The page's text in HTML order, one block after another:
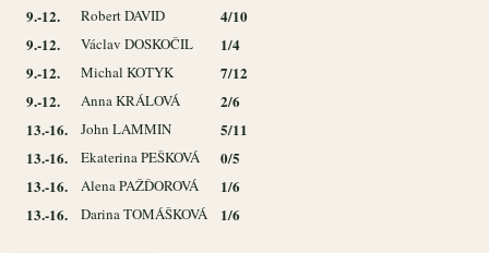
9.-12.
Robert DAVID
4/10
9.-12.
Václav DOSKOČIL
1/4
9.-12.
Michal KOTYK
7/12
9.-12.
Anna KRÁLOVÁ
2/6
13.-16.
John LAMMIN
5/11
13.-16.
Ekaterina PEŠKOVÁ
0/5
13.-16.
Alena PAŽĎOROVÁ
1/6
13.-16.
Darina TOMÁŠKOVÁ 1/6